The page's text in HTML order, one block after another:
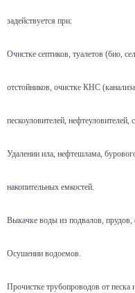
задействуется при:
Очистке септиков, туалетов (био,
отстойников, очистке КНС
пескоуловителей,
Удалении ила, нефтешлама,
накопительных емкостей.
Выкачке воды из подвалов, прудов,
Осушении водоемов.
Прочистке трубопроводов от песка